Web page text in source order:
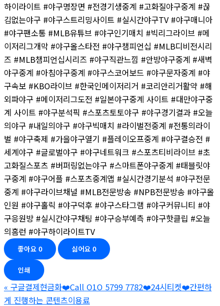
하이라이트 #야구명장면 #전경기생중계 #고화질야구중계 #끊
김없는야구 #야구스트리밍사이트 #실시간야구TV #야구매니아
#야구팬소통 #MLB유튜브 #야구인기매치 #빅리그라이브 #메
이저리그개막 #야구올스타전 #야구챔피언십 #MLB디비전시리
즈 #MLB챔피언십시리즈 #야구직관느낌 #안방야구중계 #새벽
야구중계 #아침야구중계 #야구스코어보드 #야구문자중계 #야
구속보 #KBO라이브 #한국인메이저리거 #코리안리거활약 #해
외파야구 #메이저리그도전 #일본야구중계 사이트 #대만야구중
계 사이트 #야구분석픽 #스포츠토토야구 #야구경기결과 #오늘
의야구 #내일의야구 #야구빅매치 #라이벌전중계 #전통의라이
벌 #야구축제 #가을야구열기 #플레이오프중계 #야구결승전 #
세계야구 #글로벌야구 #야구네트워크 #스포츠티비라이브 #초
고화질스포츠 #버퍼링없는야구 #스마트폰야구중계 #태블릿야
구중계 #야구어플 #스포츠중계앱 #실시간경기분석 #야구전문
중계 #야구라이브채널 #MLB전문방송 #NPB전문방송 #야구올
인원 #야구홀릭 #야구덕후 #야구스타그램 #야구커뮤니티 #야
구응원방 #실시간야구채팅 #야구승부예측 #야구핫클립 #오늘
의홈런 #야구하이라이트TV
좋아요 0 싫어요 0
인쇄
« 구글결제현금화❤️Call O1O 5799 7782❤️24시티켓❤️간편하
게 진행하는 콘텐츠이용료